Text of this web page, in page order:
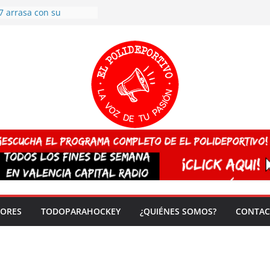
arrasa con su
España sub20
del mundo
vez!
TODOPARAHOCKEY ¿QUIÉNES SOMOS?